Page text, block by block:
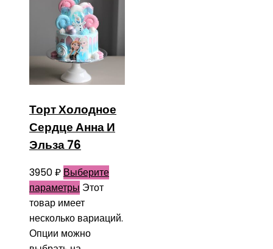
Торт Холодное
Сердце Анна И
Эльза 76
3950₽ Выберите
параметры Этот
товар имеет
несколько вариаций.
Опции можно